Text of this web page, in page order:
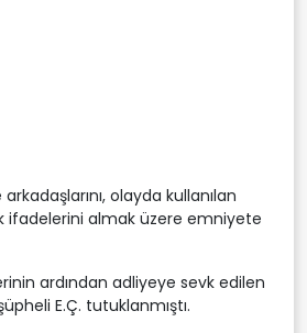
olayda kullanılan
ifadelerini almak üzere emniyete
ardından adliyeye sevk edilen
E.Ç. tutuklanmıştı.